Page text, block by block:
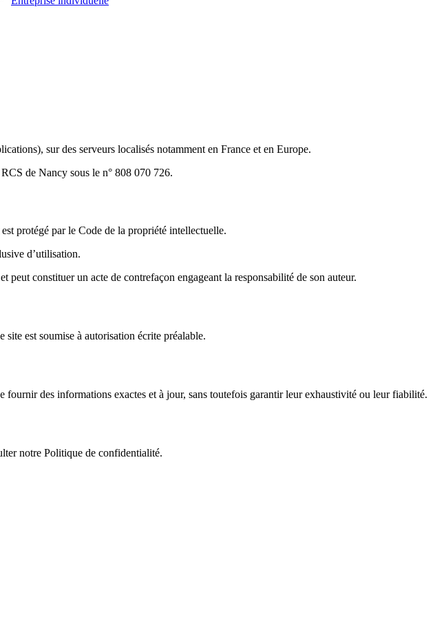
sur des serveurs localisés notamment en France et en Europe.
de Nancy sous le n° 808 070 726.
protégé par le Code de la propriété intellectuelle.
d’utilisation.
constituer un acte de contrefaçon engageant la responsabilité de son auteur.
site est soumise à autorisation écrite préalable.
des informations exactes et à jour, sans toutefois garantir leur exhaustivité ou leur fiabilité.
notre Politique de confidentialité.